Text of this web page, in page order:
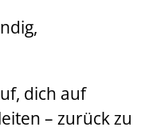
dich auf
– zurück zu